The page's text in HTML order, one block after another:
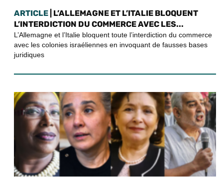
ARTICLE | L’ALLEMAGNE ET L’ITALIE BLOQUENT
L’INTERDICTION DU COMMERCE AVEC LES...
L’Allemagne et l’Italie bloquent toute l’interdiction du commerce
avec les colonies israéliennes en invoquant de fausses bases
juridiques